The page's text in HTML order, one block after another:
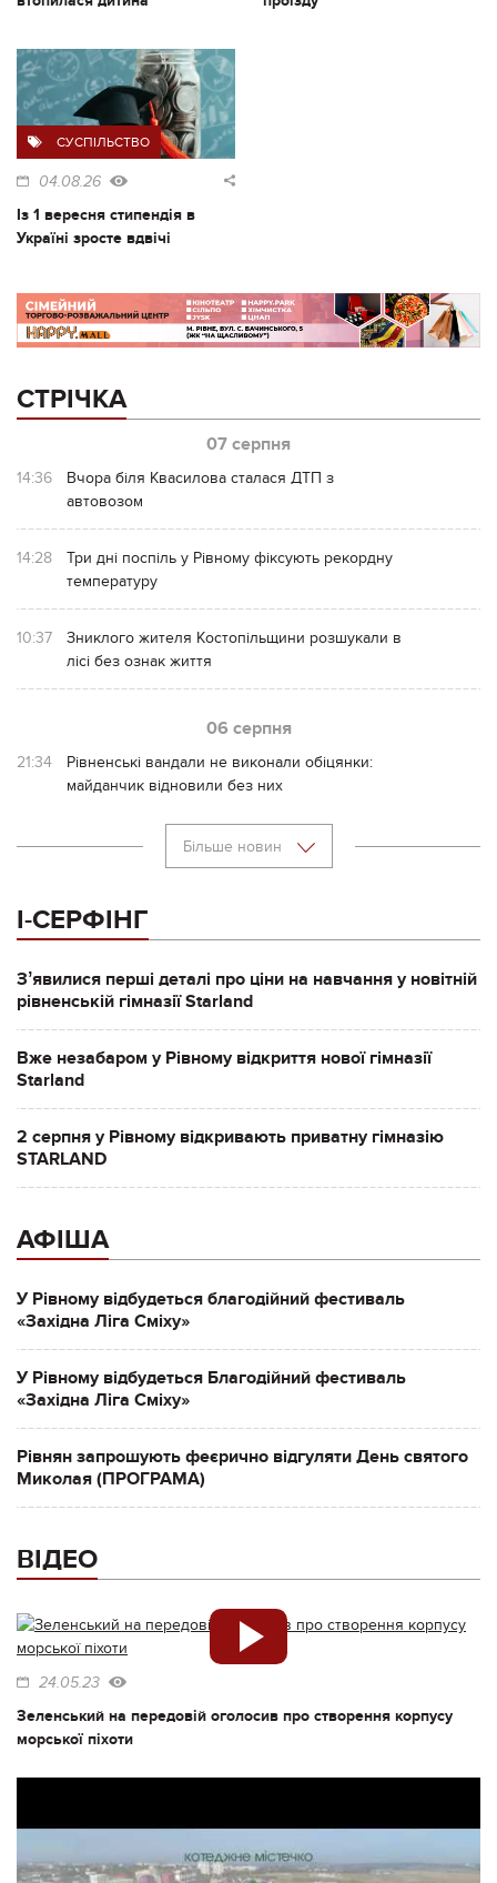
СУСПІЛЬСТВО
04.08.26
Із 1 вересня стипендія в
Україні зросте вдвічі
СТРІЧКА
07 серпня
14:36
Вчора біля Квасилова сталася ДТП з
автовозом
14:28
Три дні поспіль у Рівному фіксують рекордну
температуру
10:37
Зниклого жителя Костопільщини розшукали в
лісі без ознак життя
06 серпня
21:34
Рівненські вандали не виконали обіцянки:
майданчик відновили без них
Більше новин
І-СЕРФІНГ
Зʼявилися перші деталі про ціни на навчання у новітній
рівненській гімназії Starland
Вже незабаром у Рівному відкриття нової гімназії
Starland
2 серпня у Рівному відкривають приватну гімназію
STARLAND
АФІША
У Рівному відбудеться благодійний фестиваль
«Західна Ліга Сміху»
У Рівному відбудеться Благодійний фестиваль
«Західна Ліга Сміху»
Рівнян запрошують феєрично відгуляти День святого
Миколая (ПРОГРАМА)
ВІДЕО
24.05.23
Зеленський на передовій оголосив про створення корпусу
морської піхоти